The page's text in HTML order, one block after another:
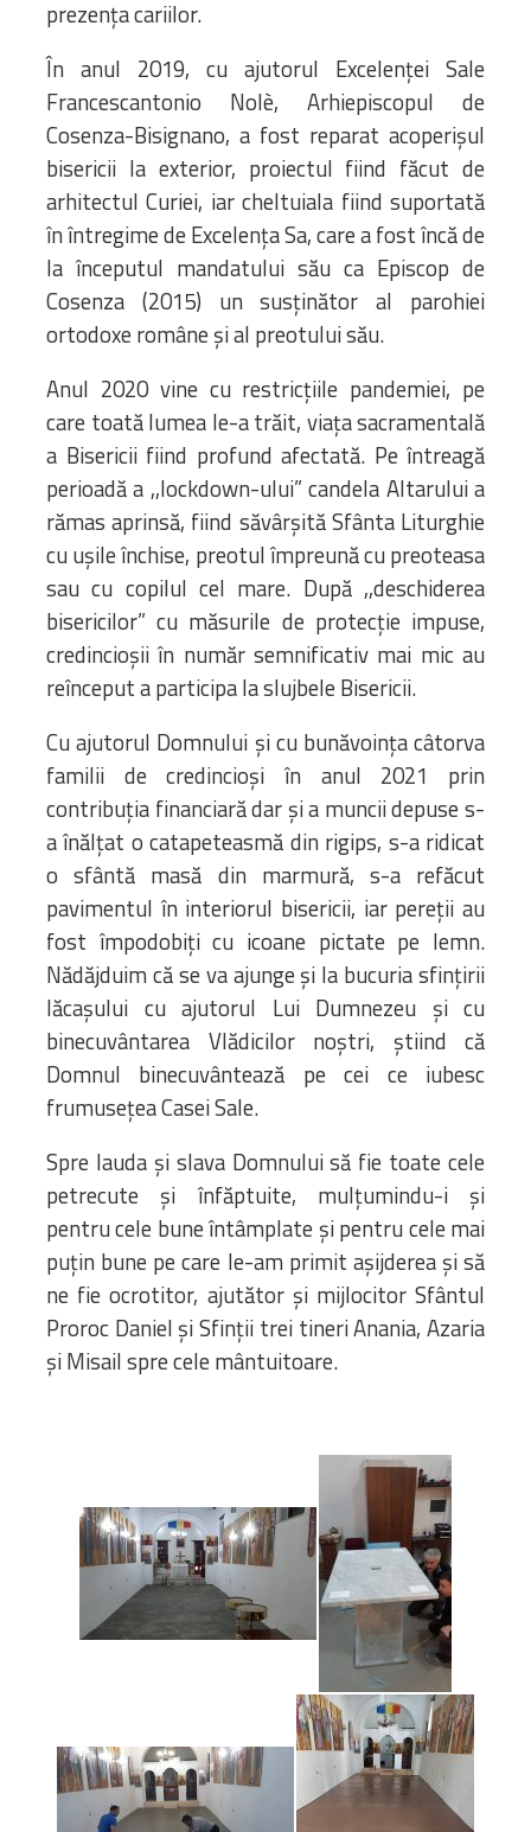
prezența cariilor.
În anul 2019, cu ajutorul Excelenței Sale
Francescantonio Nolè, Arhiepiscopul de
Cosenza-Bisignano, a fost reparat acoperișul
bisericii la exterior, proiectul fiind făcut de
arhitectul Curiei, iar cheltuiala fiind suportată
în întregime de Excelența Sa, care a fost încă de
la începutul mandatului său ca Episcop de
Cosenza (2015) un susținător al parohiei
ortodoxe române și al preotului său.
Anul 2020 vine cu restricțiile pandemiei, pe
care toată lumea le-a trăit, viața sacramentală
a Bisericii fiind profund afectată. Pe întreagă
perioadă a ,,lockdown-ului” candela Altarului a
rămas aprinsă, fiind săvârșită Sfânta Liturghie
cu ușile închise, preotul împreună cu preoteasa
sau cu copilul cel mare. După ,,deschiderea
bisericilor” cu măsurile de protecție impuse,
credincioșii în număr semnificativ mai mic au
reînceput a participa la slujbele Bisericii.
Cu ajutorul Domnului și cu bunăvoința câtorva
familii de credincioși în anul 2021 prin
contribuția financiară dar și a muncii depuse s-
a înălțat o catapeteasmă din rigips, s-a ridicat
o sfântă masă din marmură, s-a refăcut
pavimentul în interiorul bisericii, iar pereții au
fost împodobiți cu icoane pictate pe lemn.
Nădăjduim că se va ajunge și la bucuria sfințirii
lăcașului cu ajutorul Lui Dumnezeu și cu
binecuvântarea Vlădicilor noștri, știind că
Domnul binecuvântează pe cei ce iubesc
frumusețea Casei Sale.
Spre lauda și slava Domnului să fie toate cele
petrecute și înfăptuite, mulțumindu-i și
pentru cele bune întâmplate și pentru cele mai
puțin bune pe care le-am primit așijderea și să
ne fie ocrotitor, ajutător și mijlocitor Sfântul
Proroc Daniel și Sfinții trei tineri Anania, Azaria
și Misail spre cele mântuitoare.